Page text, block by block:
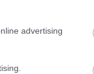
advertising